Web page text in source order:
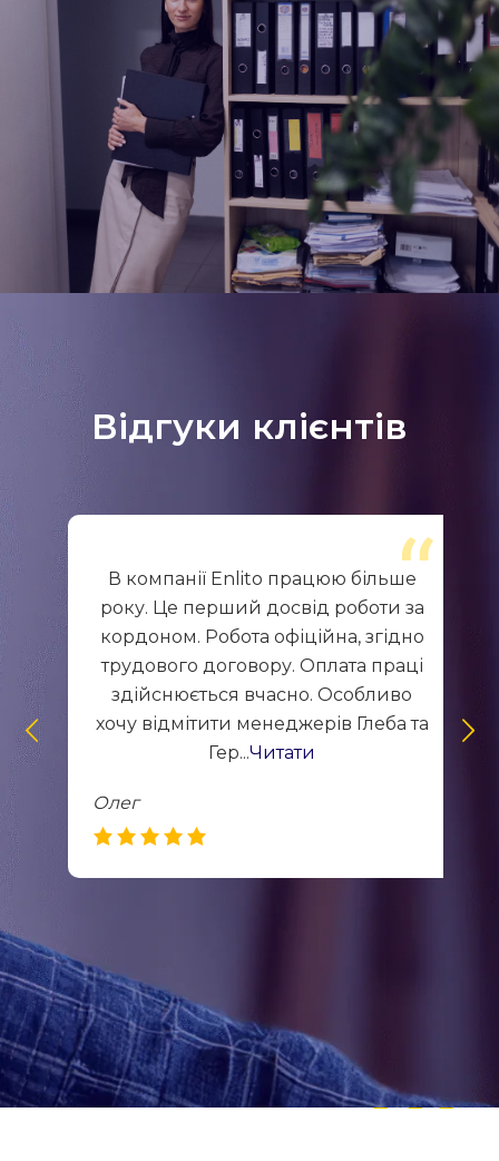
Відгуки клієнтів
В компанії Enlito працюю більше
року. Це перший досвід роботи за
кордоном. Робота офіційна, згідно
трудового договору. Оплата праці
здійснюється вчасно. Особливо
хочу відмітити менеджерів Глеба та
Гер...Читати
Олег